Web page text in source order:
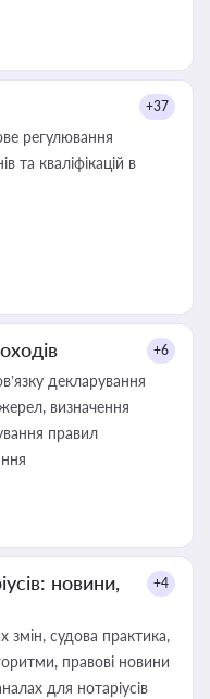
+37
регулювання
та кваліфікацій в
+6
декларування
визначення
правил
новини,
+4
судова практика,
правові новини
для нотаріусів